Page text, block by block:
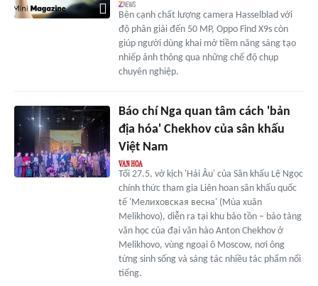
Bên cạnh chất lượng camera Hasselblad với
độ phân giải đến 50 MP, Oppo Find X9s còn
giúp người dùng khai mở tiềm năng sáng tạo
nhiếp ảnh thông qua những chế độ chụp
chuyên nghiệp.
Báo chí Nga quan tâm cách 'bản
địa hóa' Chekhov của sân khấu
Việt Nam
Tối 27.5, vở kịch 'Hải Âu' của Sân khấu Lệ Ngọc
chính thức tham gia Liên hoan sân khấu quốc
tế 'Мелиховская весна' (Mùa xuân
Melikhovo), diễn ra tại khu bảo tồn – bảo tàng
văn học của đại văn hào Anton Chekhov ở
Melikhovo, vùng ngoại ô Moscow, nơi ông
từng sinh sống và sáng tác nhiều tác phẩm nổi
tiếng.